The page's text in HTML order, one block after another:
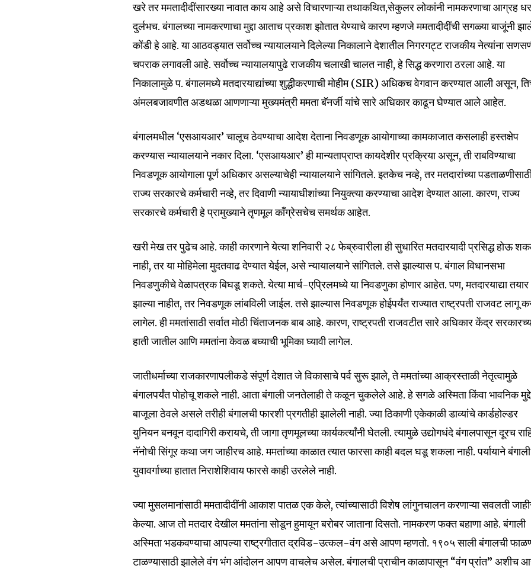
Join our community of
SUBSCRIBERS and be part
of the conversation.
To subscribe, simply enter your email address on our website or click
the subscribe button below. Don't worry, we respect your privacy and
6,300 32,111
Followers
खरे तर ममतादीदींसारख्या नावात काय आहे असे विचारणाऱ्या तथाकथित,सेकुलर लोकांनी नामकरणाचा आग्रह
दुर्लभच. बंगालच्या नामकरणाचा मुद्दा आताच प्रकाश झोतात येण्याचे कारण म्हणजे ममतादीदींची सगळ्या बाजूंनी
कोंडी हे आहे. या आठवड्यात सर्वोच्च न्यायालयाने दिलेल्या निकालाने देशातील निगरगट्ट राजकीय नेत्यांना
चपराक लगावली आहे. सर्वोच्च न्यायालयापुढे राजकीय चलाखी चालत नाही, हे सिद्ध करणारा ठरला आहे. या
निकालामुळे प. बंगालमध्ये मतदारयाद्यांच्या शुद्धीकरणाची मोहीम (SIR) अधिकच वेगवान करण्यात आली असून,
अंमलबजावणीत अडथळा आणणाऱ्या मुख्यमंत्री ममता बॅनर्जी यांचे सारे अधिकार काढून घेण्यात आले आहेत.
बंगालमधील ‌‘एसआयआर‌’ चालूच ठेवण्याचा आदेश देताना निवडणूक आयोगाच्या कामकाजात कसलाही हस्तक्षेप
करण्यास न्यायालयाने नकार दिला. ‌‘एसआयआर‌’ ही मान्यताप्राप्त कायदेशीर प्रक्रिया असून, ती राबविण्याचा
निवडणूक आयोगाला पूर्ण अधिकार असल्याचेही न्यायालयाने सांगितले. इतकेच नव्हे, तर मतदारांच्या
राज्य सरकारचे कर्मचारी नव्हे, तर दिवाणी न्यायाधीशांच्या नियुक्त्या करण्याचा आदेश देण्यात आला. कारण, राज्य
सरकारचे कर्मचारी हे प्रामुख्याने तृणमूल काँग्रेसचेच समर्थक आहेत.
खरी मेख तर पुढेच आहे. काही कारणाने येत्या शनिवारी २८ फेब्रुवारीला ही सुधारित मतदारयादी प्रसिद्ध होऊ
नाही, तर या मोहिमेला मुदतवाढ देण्यात येईल, असे न्यायालयाने सांगितले. तसे झाल्यास प. बंगाल विधानसभा
निवडणुकीचे वेळापत्रक बिघडू शकते. येत्या मार्च-एप्रिलमध्ये या निवडणुका होणार आहेत. पण, मतदारयाद्या तयार
झाल्या नाहीत, तर निवडणूक लांबविली जाईल. तसे झाल्यास निवडणूक होईपर्यंत राज्यात राष्ट्रपती राजवट लागू
लागेल. ही ममतांसाठी सर्वात मोठी चिंताजनक बाब आहे. कारण, राष्ट्रपती राजवटीत सारे अधिकार केंद्र
हाती जातील आणि ममतांना केवळ बघ्याची भूमिका घ्यावी लागेल.
जातीधर्माच्या राजकारणापलीकडे संपूर्ण देशात जे विकासाचे पर्व सुरू झाले, ते ममतांच्या आक्रस्ताळी नेतृत्वामुळे
बंगालपर्यंत पोहोचू शकले नाही. आता बंगाली जनतेलाही ते कळून चुकलेले आहे. हे सगळे अस्मिता किंवा भावनिक मुद्दे
बाजूला ठेवले असले तरीही बंगालची फारशी प्रगतीही झालेली नाही. ज्या ठिकाणी एकेकाळी डाव्यांचे कार्डहोल्डर
युनियन बनवून दादागिरी करायचे, ती जागा तृणमूलच्या कार्यकर्त्यांनी घेतली. त्यामुळे उद्योगधंदे बंगालपासून दूरच
नॅनोची सिंगूर कथा जग जाहीरच आहे. ममतांच्या काळात त्यात फारसा काही बदल घडू शकला नाही. पर्यायाने बंगाली
युवावर्गाच्या हातात निराशेशिवाय फारसे काही उरलेले नाही.
ज्या मुसलमानांसाठी ममतादीदींनी आकाश पातळ एक केले, त्यांच्यासाठी विशेष लांगुनचालन करणाऱ्या सवलती
केल्या. आज तो मतदार देखील ममतांना सोडून हुमायून बरोबर जाताना दिसतो. नामकरण फक्त बहाणा आहे. बंगाली
अस्मिता भडकवण्याचा आपल्या राष्ट्रगीतात द्रविड-उत्कल-वंग असे आपण म्हणतो. १९०५ साली बंगालची
टाळण्यासाठी झालेले वंग भंग आंदोलन आपण वाचलेच असेल. बंगालची प्राचीन काळापासून “वंग प्रांत” अशीच